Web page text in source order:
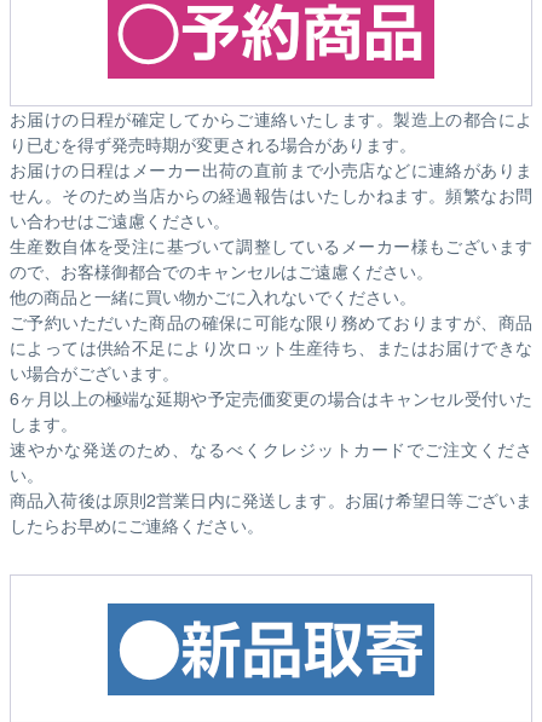
お届けの日程が確定してからご連絡いたします。製造上の都合によ
り已むを得ず発売時期が変更される場合があります。
お届けの日程はメーカー出荷の直前まで小売店などに連絡がありま
せん。そのため当店からの経過報告はいたしかねます。頻繁なお問
い合わせはご遠慮ください。
生産数自体を受注に基づいて調整しているメーカー様もございます
ので、お客様御都合でのキャンセルはご遠慮ください。
他の商品と一緒に買い物かごに入れないでください。
ご予約いただいた商品の確保に可能な限り務めておりますが、商品
によっては供給不足により次ロット生産待ち、またはお届けできな
い場合がございます。
6ヶ月以上の極端な延期や予定売価変更の場合はキャンセル受付いた
します。
速やかな発送のため、なるべくクレジットカードでご注文くださ
い。
商品入荷後は原則2営業日内に発送します。お届け希望日等ございま
したらお早めにご連絡ください。